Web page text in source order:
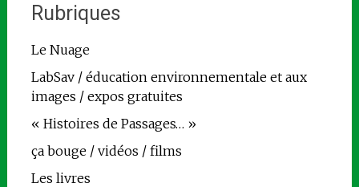
Rubriques
Le Nuage
LabSav / éducation environnementale et aux
images / expos gratuites
« Histoires de Passages… »
ça bouge / vidéos / films
Les livres